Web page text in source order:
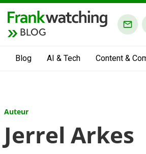
BLOG
Blog AI & Tech Content &
Auteur
Jerrel Arkes